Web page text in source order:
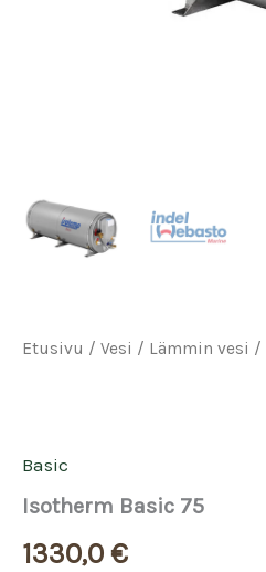
Etusivu / Vesi / Lämmin vesi /
Basic
Isotherm Basic 75
1330,0 €